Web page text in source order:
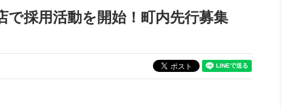
で採用活動を開始！町内先行募集